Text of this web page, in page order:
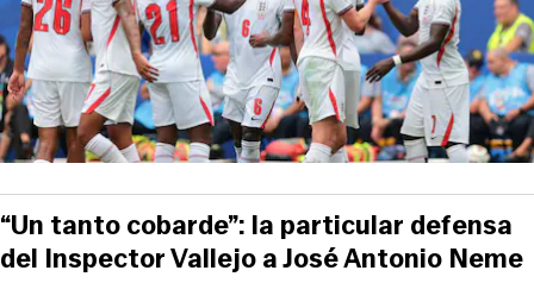
“Un tanto cobarde”: la particular defensa
del Inspector Vallejo a José Antonio Neme